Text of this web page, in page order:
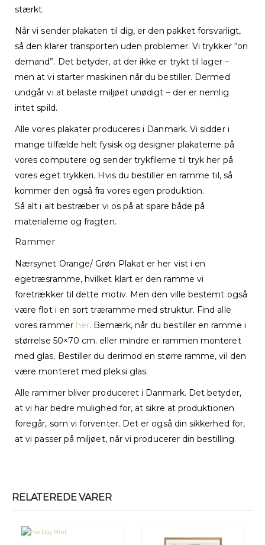
stærkt.
Når vi sender plakaten til dig, er den pakket forsvarligt,
så den klarer transporten uden problemer. Vi trykker “on
demand”. Det betyder, at der ikke er trykt til lager –
men at vi starter maskinen når du bestiller. Dermed
undgår vi at belaste miljøet unødigt – der er nemlig
intet spild.
Alle vores plakater produceres i Danmark. Vi sidder i
mange tilfælde helt fysisk og designer plakaterne på
vores computere og sender trykfilerne til tryk her på
vores eget trykkeri. Hvis du bestiller en ramme til, så
kommer den også fra vores egen produktion.
Så alt i alt bestræber vi os på at spare både på
materialerne og fragten.
Rammer
Nærsynet Orange/ Grøn Plakat er her vist i en
egetræsramme, hvilket klart er den ramme vi
foretrækker til dette motiv. Men den ville bestemt også
være flot i en sort træramme med struktur. Find alle
vores rammer her. Bemærk, når du bestiller en ramme i
størrelse 50×70 cm. eller mindre er rammen monteret
med glas. Bestiller du derimod en større ramme, vil den
være monteret med pleksi glas.
Alle rammer bliver produceret i Danmark. Det betyder,
at vi har bedre mulighed for, at sikre at produktionen
foregår, som vi forventer. Det er også din sikkerhed for,
at vi passer på miljøet, når vi producerer din bestilling.
RELATEREDE VARER